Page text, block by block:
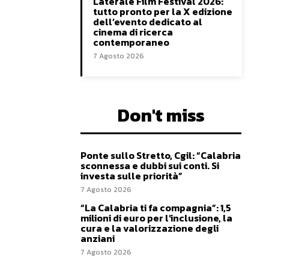
tutto pronto per la X edizione
dell’evento dedicato al
cinema di ricerca
contemporaneo
7 Agosto 2026
Don't miss
Ponte sullo Stretto, Cgil: “Calabria
sconnessa e dubbi sui conti. Si
investa sulle priorità”
7 Agosto 2026
“La Calabria ti fa compagnia”: 1,5
milioni di euro per l’inclusione, la
cura e la valorizzazione degli
anziani
7 Agosto 2026